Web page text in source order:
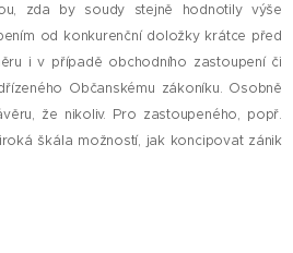
zda by soudy stejně hodnotily výše
od konkurenční doložky krátce před
i v případě obchodního zastoupení či
Občanskému zákoníku. Osobně
že nikoliv. Pro zastoupeného, popř.
škála možností, jak koncipovat zánik